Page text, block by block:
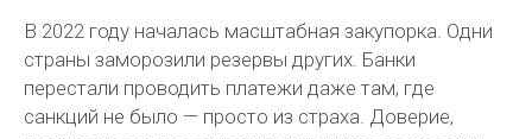
В 2022 году началась масштабная закупорка. Одни
страны заморозили резервы других. Банки
перестали проводить платежи даже там, где
санкций не было — просто из страха. Доверие,